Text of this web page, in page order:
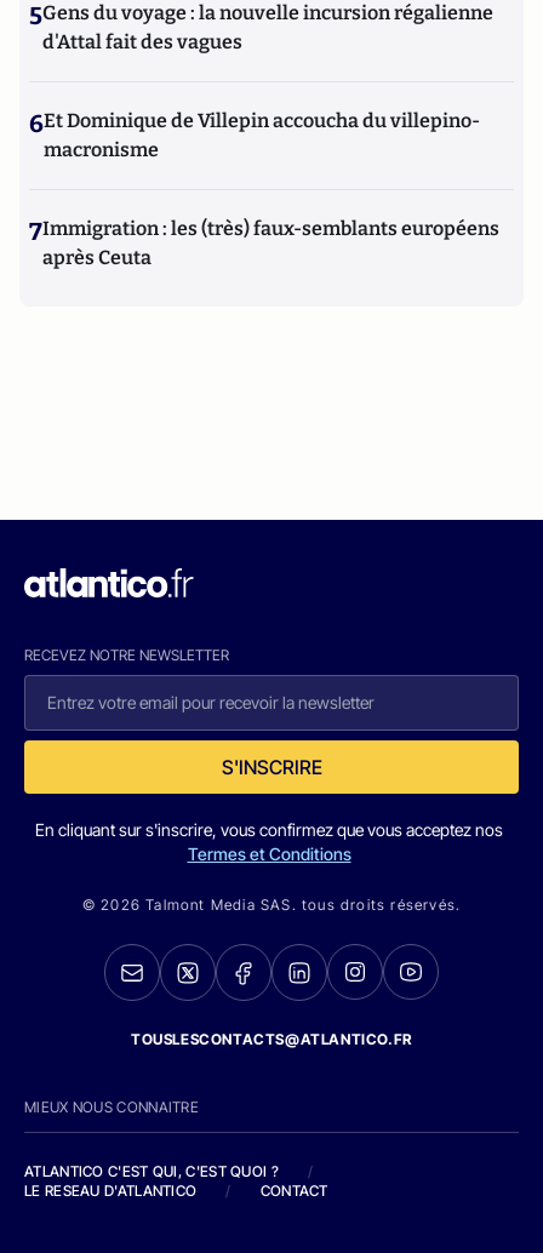
5Gens du voyage : la nouvelle incursion régalienne
d'Attal fait des vagues
6Et Dominique de Villepin accoucha du villepino-
macronisme
7Immigration : les (très) faux-semblants européens
après Ceuta
RECEVEZ NOTRE NEWSLETTER
S'INSCRIRE
En cliquant sur s'inscrire, vous confirmez que vous acceptez nos
Termes et Conditions
© 2026 Talmont Media SAS. tous droits réservés.
TOUSLESCONTACTS@ATLANTICO.FR
MIEUX NOUS CONNAITRE
ATLANTICO C'EST QUI, C'EST QUOI ?
/
LE RESEAU D'ATLANTICO
/ CONTACT